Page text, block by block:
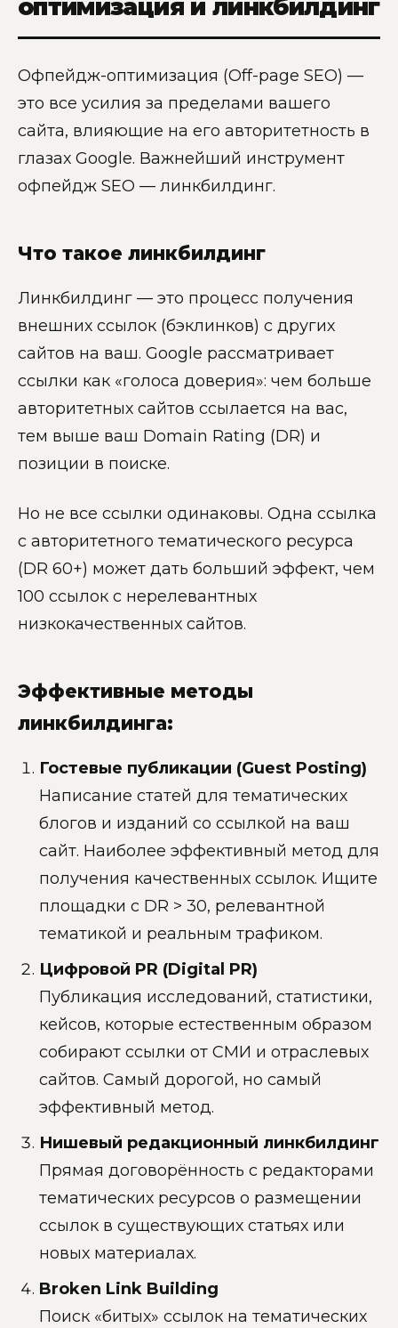
оптимизация и линкбилдинг
Офпейдж-оптимизация (Off-page SEO) —
это все усилия за пределами вашего
сайта, влияющие на его авторитетность в
глазах Google. Важнейший инструмент
офпейдж SEO — линкбилдинг.
Что такое линкбилдинг
Линкбилдинг — это процесс получения
внешних ссылок (бэклинков) с других
сайтов на ваш. Google рассматривает
ссылки как «голоса доверия»: чем больше
авторитетных сайтов ссылается на вас,
тем выше ваш Domain Rating (DR) и
позиции в поиске.
Но не все ссылки одинаковы. Одна ссылка
с авторитетного тематического ресурса
(DR 60+) может дать больший эффект, чем
100 ссылок с нерелевантных
низкокачественных сайтов.
Эффективные методы
линкбилдинга:
Гостевые публикации (Guest Posting)
Написание статей для тематических
блогов и изданий со ссылкой на ваш
сайт. Наиболее эффективный метод для
получения качественных ссылок. Ищите
площадки с DR > 30, релевантной
тематикой и реальным трафиком.
Цифровой PR (Digital PR)
Публикация исследований, статистики,
кейсов, которые естественным образом
собирают ссылки от СМИ и отраслевых
сайтов. Самый дорогой, но самый
эффективный метод.
Нишевый редакционный линкбилдинг
Прямая договорённость с редакторами
тематических ресурсов о размещении
ссылок в существующих статьях или
новых материалах.
Broken Link Building
Поиск «битых» ссылок на тематических